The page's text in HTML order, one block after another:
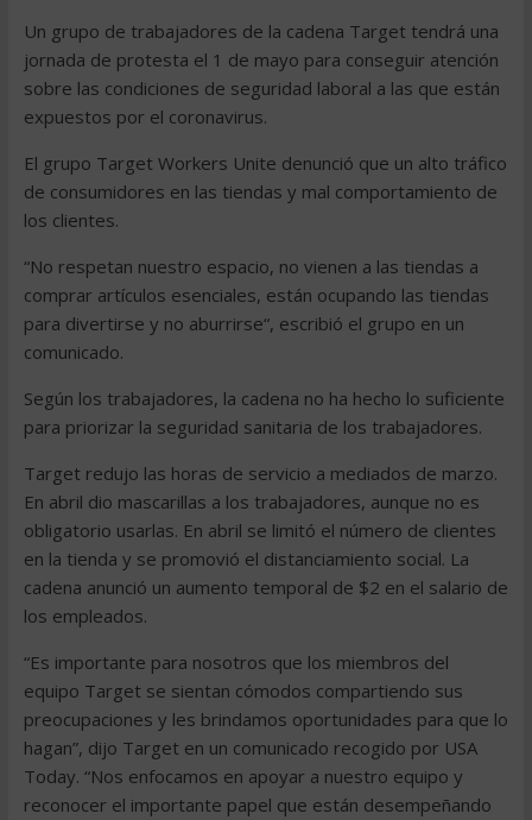
Un grupo de trabajadores de la cadena Target tendrá una
jornada de protesta el 1 de mayo para conseguir atención
sobre las condiciones de seguridad laboral a las que están
expuestos por el coronavirus.
El grupo Target Workers Unite denunció que un alto tráfico
de consumidores en las tiendas y mal comportamiento de
los clientes.
“No respetan nuestro espacio, no vienen a las tiendas a
comprar artículos esenciales, están ocupando las tiendas
para divertirse y no aburrirse“, escribió el grupo en un
comunicado.
Según los trabajadores, la cadena no ha hecho lo suficiente
para priorizar la seguridad sanitaria de los trabajadores.
Target redujo las horas de servicio a mediados de marzo.
En abril dio mascarillas a los trabajadores, aunque no es
obligatorio usarlas. En abril se limitó el número de clientes
en la tienda y se promovió el distanciamiento social. La
cadena anunció un aumento temporal de $2 en el salario de
los empleados.
“Es importante para nosotros que los miembros del
equipo Target se sientan cómodos compartiendo sus
preocupaciones y les brindamos oportunidades para que lo
hagan”, dijo Target en un comunicado recogido por USA
Today. “Nos enfocamos en apoyar a nuestro equipo y
reconocer el importante papel que están desempeñando